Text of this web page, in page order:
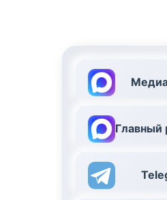
Главный